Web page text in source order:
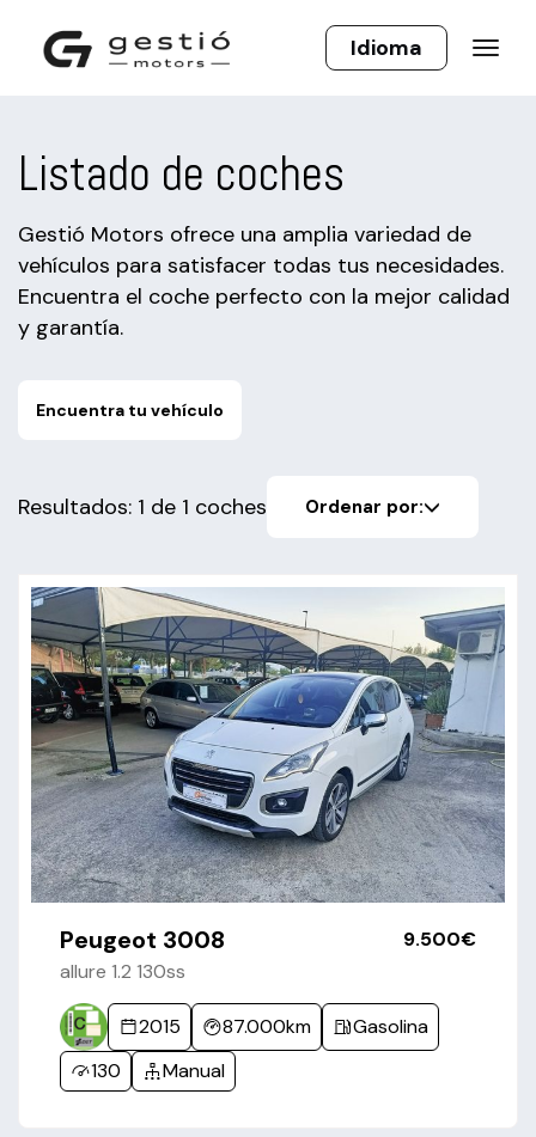
Listado de coches
Gestió Motors ofrece una amplia variedad de
vehículos para satisfacer todas tus necesidades.
Encuentra el coche perfecto con la mejor calidad
y garantía.
Encuentra tu vehículo
Resultados: 1 de 1 coches Ordenar por:
Peugeot 3008
allure 1.2 130ss
9.500€
2015 87.000km
Gasolina
130
Manual